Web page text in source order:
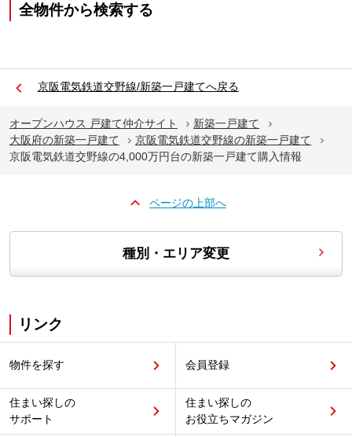
全物件から検索する
京阪電気鉄道交野線/新築一戸建てへ戻る
オープンハウス 戸建て仲介サイト
新築一戸建て
大阪府の新築一戸建て
京阪電気鉄道交野線の新築一戸建て
京阪電気鉄道交野線の4,000万円台の新築一戸建て購入情報
ページの上部へ
種別・エリア変更
リンク
物件を探す 会員登録
住まい探しの
サポート
住まい探しの
お役立ちマガジン